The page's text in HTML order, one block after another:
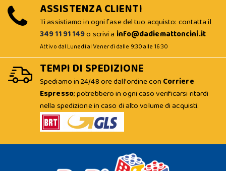
ASSISTENZA CLIENTI
Ti assistiamo in ogni fase del tuo acquisto: contatta il
349 11 91 149o scrivi a info@dadiemattoncini.it
Attivo dal Lunedì al Venerdì dalle 9:30 alle 16:30
TEMPI DI SPEDIZIONE
Spediamo in 24/48 ore dall'ordine con Corriere
Espresso; potrebbero in ogni caso verificarsi ritardi
nella spedizione in caso di alto volume di acquisti.